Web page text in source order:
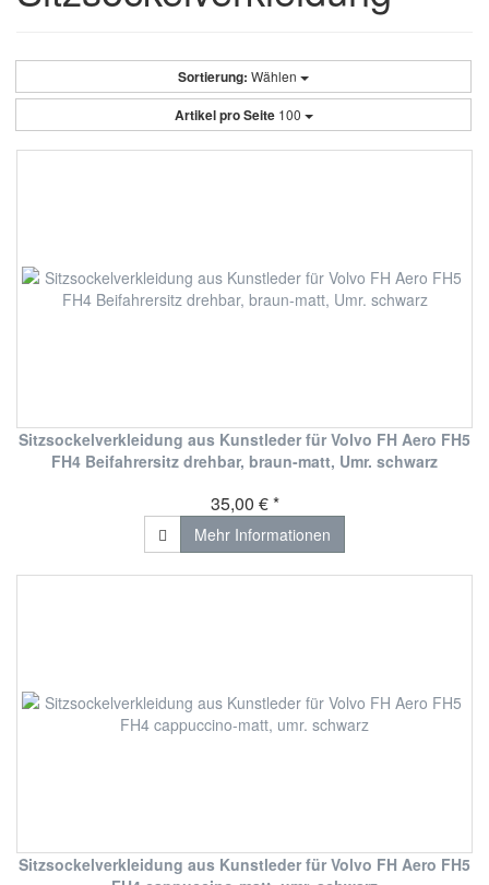
Sortierung: Wählen
Artikel pro Seite100
Sitzsockelverkleidung aus Kunstleder für Volvo FH Aero FH5
FH4 Beifahrersitz drehbar, braun-matt, Umr. schwarz
35,00 € *
Mehr Informationen
Sitzsockelverkleidung aus Kunstleder für Volvo FH Aero FH5